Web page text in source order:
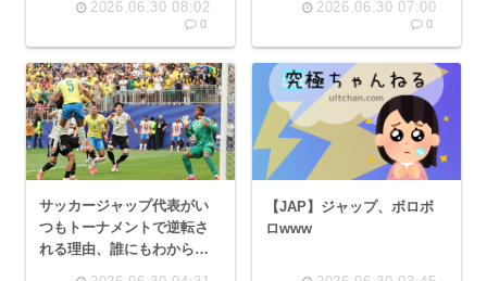
2026.06.30 08:02
0
2026.06.30 07:00
0
サッカージャップ代表がい
つもトーナメントで逆転さ
れる理由、誰にもわからな
【JAP】ジャップ、ボロボ
ロwww